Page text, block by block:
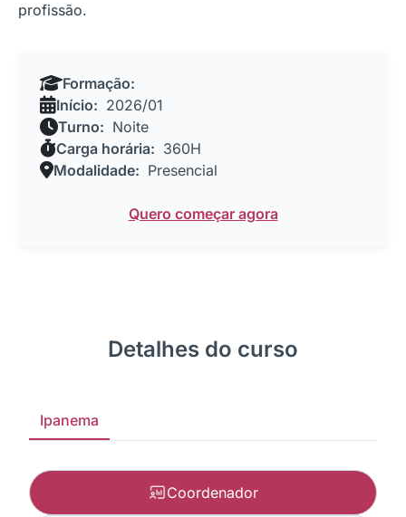
profissão.
Formação:
Início: 2026/01
Turno: Noite
Carga horária: 360H
Modalidade: Presencial
Quero começar agora
Detalhes do curso
Ipanema
Coordenador